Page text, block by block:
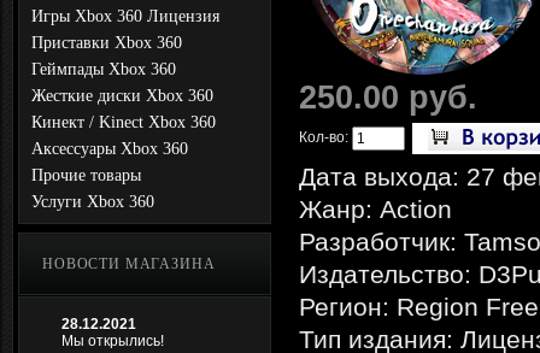
Игры Xbox 360 Лицензия
Приставки Xbox 360
Геймпады Xbox 360
Жесткие диски Xbox 360
Кинект / Kinect Xbox 360
Аксессуары Xbox 360
Прочие товары
Услуги Xbox 360
НОВОСТИ МАГАЗИНА
28.12.2021
Мы открылись!
250.00 руб.
Кол-во:
Дата выхода: 27
Жанр: Action
Разработчик:
Издательство:
Регион: Region Free
Тип издания: